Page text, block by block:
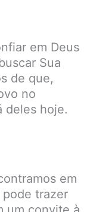
em Deus
Sua
de que,
no
deles hoje.
em
pode trazer